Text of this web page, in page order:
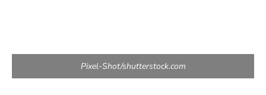
Pixel-Shot/shutterstock.com